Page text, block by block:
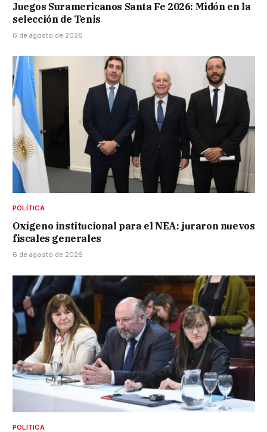
Juegos Suramericanos Santa Fe 2026: Midón en la
selección de Tenis
6 de agosto de 2026
POLÍTICA
Oxígeno institucional para el NEA: juraron nuevos
fiscales generales
6 de agosto de 2026
POLÍTICA